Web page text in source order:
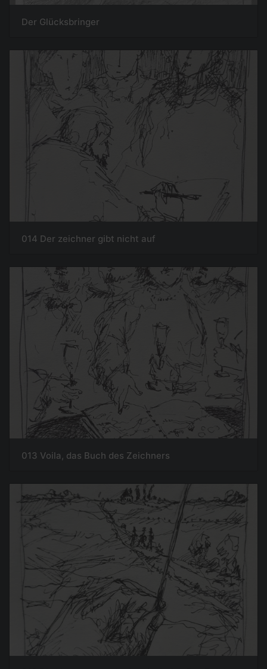
Der Glücksbringer
014 Der zeichner gibt nicht auf
013 Voila, das Buch des Zeichners